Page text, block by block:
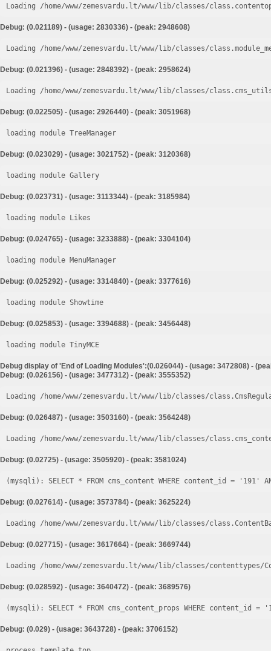
Loading /home/www/zemesvardu.lt/www/lib/classes/
Debug: (0.021189) - (usage: 2830336) - (peak: 2948608)
Loading /home/www/zemesvardu.lt/www/lib/classes/
Debug: (0.021396) - (usage: 2848392) - (peak: 2958624)
Loading /home/www/zemesvardu.lt/www/lib/classes/
Debug: (0.022505) - (usage: 2926440) - (peak: 3051968)
loading module TreeManager
Debug: (0.023029) - (usage: 3021752) - (peak: 3120368)
loading module Gallery
Debug: (0.023731) - (usage: 3113344) - (peak: 3185984)
loading module Likes
Debug: (0.024765) - (usage: 3233888) - (peak: 3304104)
loading module MenuManager
Debug: (0.025292) - (usage: 3314840) - (peak: 3377616)
loading module Showtime
Debug: (0.025853) - (usage: 3394688) - (peak: 3456448)
loading module TinyMCE
Debug display of 'End of Loading Modules':(0.026044) - (usage: 3472808) -
Debug: (0.026156) - (usage: 3477312) - (peak: 3555352)
Loading /home/www/zemesvardu.lt/www/lib/classes/
Debug: (0.026487) - (usage: 3503160) - (peak: 3564248)
Loading /home/www/zemesvardu.lt/www/lib/classes/
Debug: (0.02725) - (usage: 3505920) - (peak: 3581024)
Debug: (0.027614) - (usage: 3573784) - (peak: 3625224)
Loading /home/www/zemesvardu.lt/www/lib/classes/
Debug: (0.027715) - (usage: 3617664) - (peak: 3669744)
Loading /home/www/zemesvardu.lt/www/lib/classes/
Debug: (0.028592) - (usage: 3640472) - (peak: 3689576)
Debug: (0.029) - (usage: 3643728) - (peak: 3706152)